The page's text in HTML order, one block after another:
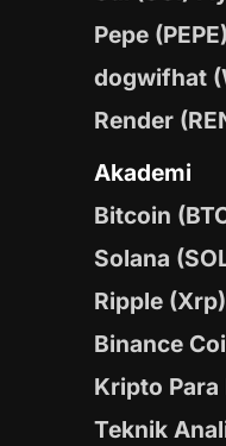
Pepe
dogwifhat
Render
Akademi
Bitcoin
Solana
Ripple
Binance
Kripto Para
Teknik